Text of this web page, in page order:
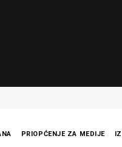
PRIOPĆENJE ZA MEDIJE